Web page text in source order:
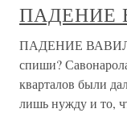
ПАДЕНИЕ
ПАДЕНИЕ
спиши?
кварталов были
лишь нужду и то,